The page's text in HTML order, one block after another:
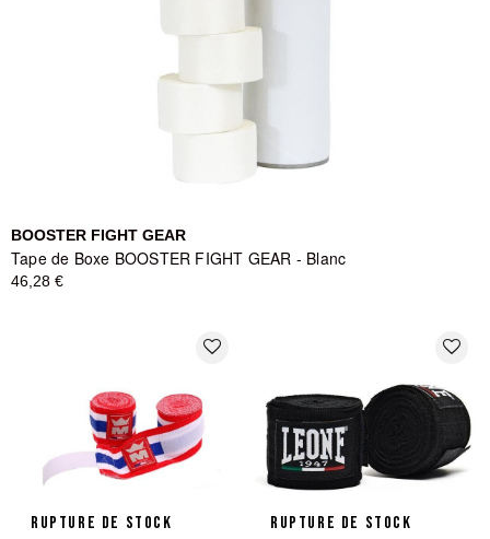
BOOSTER FIGHT GEAR
Tape de Boxe BOOSTER FIGHT GEAR - Blanc
46,28 €
RUPTURE DE STOCK
favorite_border
RUPTURE DE STOCK
favorite_border